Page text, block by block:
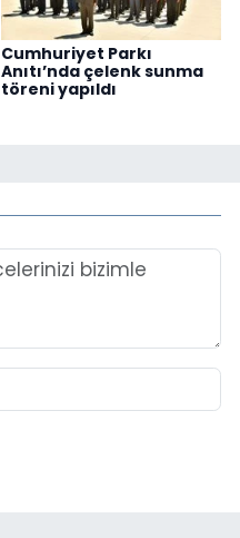
Cumhuriyet Parkı
Anıtı’nda çelenk sunma
töreni yapıldı